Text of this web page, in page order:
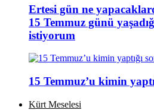
Ertesi gün ne
15 Temmuz günü
istiyorum
15 Temmuz’u kimin
Kürt Meselesi